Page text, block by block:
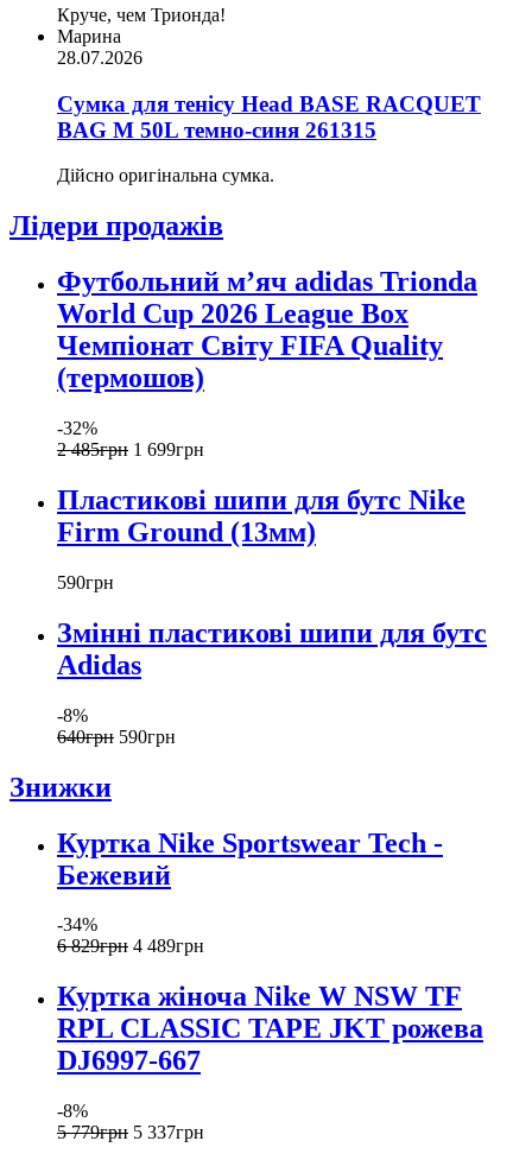
Круче, чем Трионда!
Марина
28.07.2026
Сумка для тенісу Head BASE RACQUET
BAG M 50L темно-синя 261315
Дійсно оригінальна сумка.
Лідери продажів
Футбольний м’яч adidas Trionda
World Cup 2026 League Box
Чемпіонат Світу FIFA Quality
(термошов)
-32%
2 485грн 1 699грн
Пластикові шипи для бутс Nike
Firm Ground (13мм)
590грн
Змінні пластикові шипи для бутс
Adidas
-8%
640грн 590грн
Знижки
Куртка Nike Sportswear Tech -
Бежевий
-34%
6 829грн 4 489грн
Куртка жіноча Nike W NSW TF
RPL CLASSIC TAPE JKT рожева
DJ6997-667
-8%
5 779грн 5 337грн